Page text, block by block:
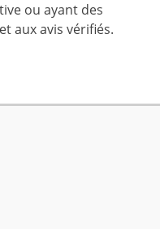
ou ayant des
aux avis vérifiés.